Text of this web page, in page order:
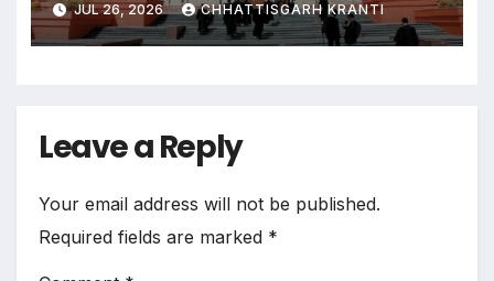
JUL 26, 2026 CHHATTISGARH KRANTI
Leave a Reply
Your email address will not be published.
Required fields are marked *